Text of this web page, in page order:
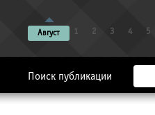
Август 1 2 3 4 5
Поиск публикации